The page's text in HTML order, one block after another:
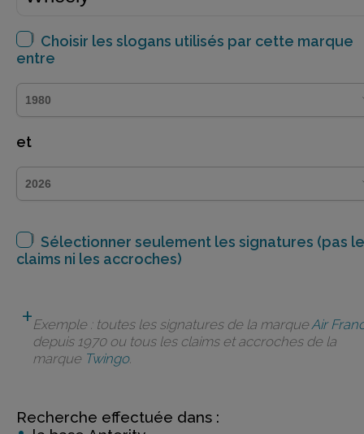
Choisir les slogans utilisés par cette marque
entre
et
Sélectionner seulement les signatures (pas
claims ni les accroches)
Exemple : toutes les signatures de la marqueAir
depuis 1970 ou tous les claims et accroches de la
marque Twingo.
Recherche effectuée dans :